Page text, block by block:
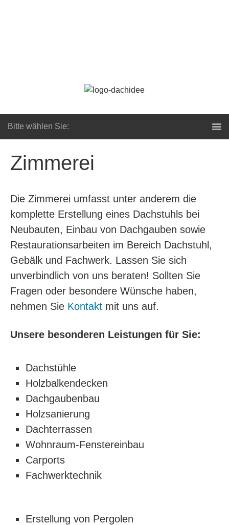
Bitte wählen Sie:
Zimmerei
Die Zimmerei umfasst unter anderem die
komplette Erstellung eines Dachstuhls bei
Neubauten, Einbau von Dachgauben sowie
Restaurationsarbeiten im Bereich Dachstuhl,
Gebälk und Fachwerk. Lassen Sie sich
unverbindlich von uns beraten! Sollten Sie
Fragen oder besondere Wünsche haben,
nehmen Sie Kontakt mit uns auf.
Unsere besonderen Leistungen für Sie:
Dachstühle
Holzbalkendecken
Dachgaubenbau
Holzsanierung
Dachterrassen
Wohnraum-Fenstereinbau
Carports
Fachwerktechnik
Erstellung von Pergolen